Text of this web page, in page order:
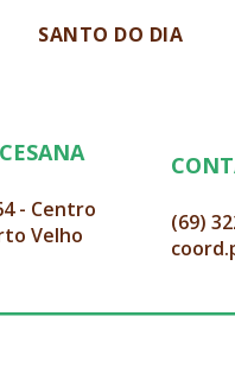
SANTO DO DIA
- Centro
Velho
(69)